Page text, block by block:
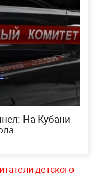
На Кубани
детского